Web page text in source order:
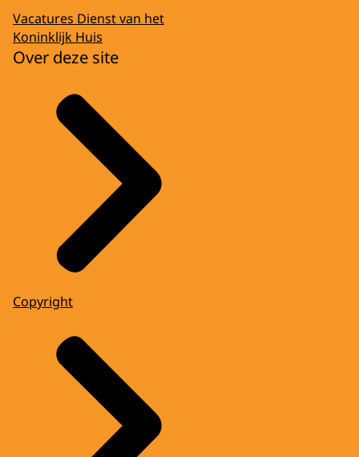
Vacatures Dienst van het
Koninklijk Huis
Over deze site
Copyright